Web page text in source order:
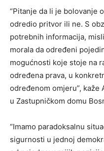
“Pitanje da li je bolovanje
odredio pritvor ili ne. S
potrebnih informacija,
morala da određeni
mogućnosti koje stoje na
određena prava, u
određenom omjeru”, kaže
u Zastupničkom domu
“Imamo paradoksalnu
sigurnosti u jednoj